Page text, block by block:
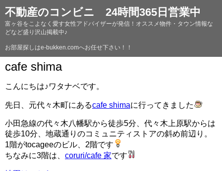
不動産のコンビニ 24時間365日営業中
富ヶ谷をこよなく愛す女性アドバイザーが発信！オススメ物件・タウン情報な
どなど盛り沢山掲載中♪
お部屋探しはe-bukken.comへお任せ下さい！！
cafe shima
こんにちは♪ワタナベです。
先日、元代々木町にあるcafe shimaに行ってきました
小田急線の代々木八幡駅から徒歩5分、代々木上原駅からは
徒歩10分、地蔵通りのコミュニティストアの斜め前辺り。
1階がtocageeのビル、2階です
ちなみに3階は、 coruri/cafe 家です